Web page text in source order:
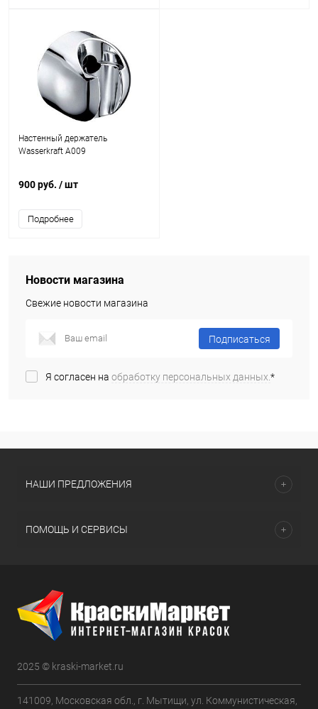
Настенный держатель
Wasserkraft A009
900 руб. / шт
Подробнее
Новости магазина
Свежие новости магазина
Подписаться
Я согласен на обработку персональных данных.*
НАШИ ПРЕДЛОЖЕНИЯ
ПОМОЩЬ И СЕРВИСЫ
2025 © kraski-market.ru
141009, Московская обл., г. Мытищи, ул. Коммунистическая,